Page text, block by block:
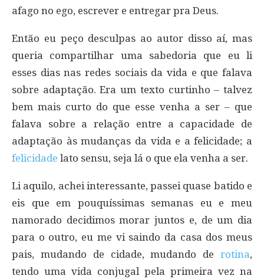
afago no ego, escrever e entregar pra Deus.
Então eu peço desculpas ao autor disso aí, mas
queria compartilhar uma sabedoria que eu li
esses dias nas redes sociais da vida e que falava
sobre adaptação. Era um texto curtinho – talvez
bem mais curto do que esse venha a ser – que
falava sobre a relação entre a capacidade de
adaptação às mudanças da vida e a felicidade; a
felicidade lato sensu, seja lá o que ela venha a ser.
Li aquilo, achei interessante, passei quase batido e
eis que em pouquíssimas semanas eu e meu
namorado decidimos morar juntos e, de um dia
para o outro, eu me vi saindo da casa dos meus
pais, mudando de cidade, mudando de rotina,
tendo uma vida conjugal pela primeira vez na